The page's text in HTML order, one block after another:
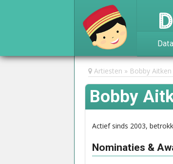
Artiesten Bobby Aitken
Bobby
Actief sinds 2003,
Nominaties &